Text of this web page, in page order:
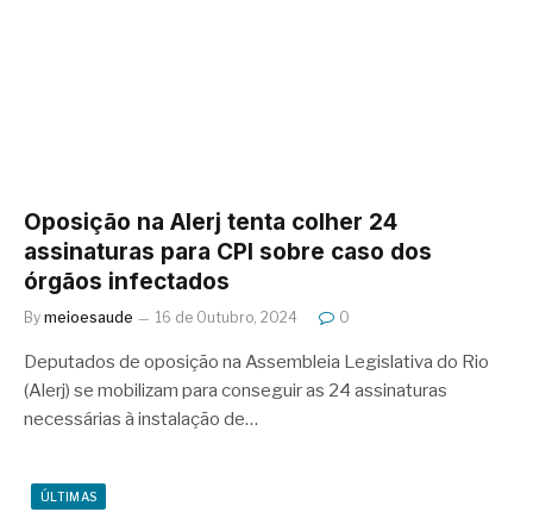
Oposição na Alerj tenta colher 24
assinaturas para CPI sobre caso dos
órgãos infectados
By meioesaude 16 de Outubro, 2024 0
Deputados de oposição na Assembleia Legislativa do Rio
(Alerj) se mobilizam para conseguir as 24 assinaturas
necessárias à instalação de…
ÚLTIMAS